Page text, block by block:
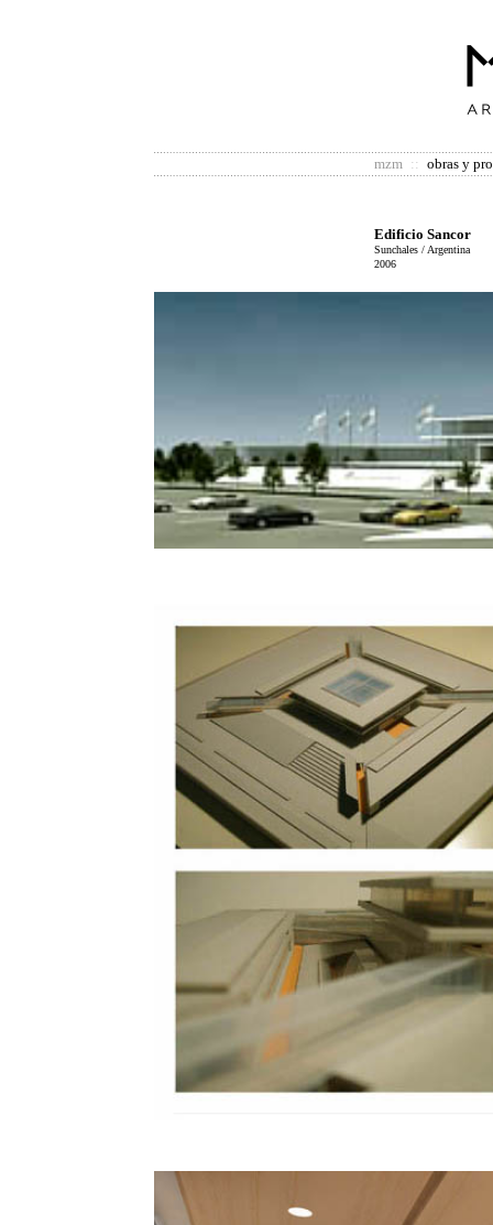
mzm :: obras y
Edificio Sancor
Sunchales / Argentina
2006